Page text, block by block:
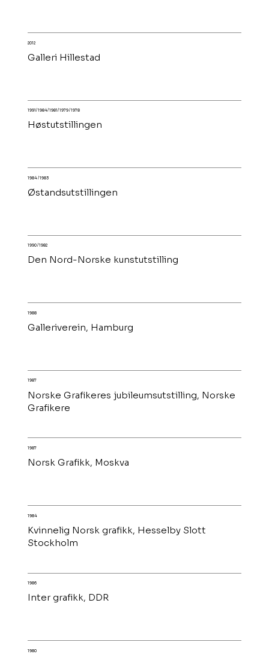
2012
Galleri Hillestad
1991/ 1984/ 1981/ 1979 / 1978
Høstutstillingen
1984 / 1983
Østandsutstillingen
1990 / 1982
Den Nord-Norske kunstutstilling
1988
Galleriverein, Hamburg
1987
Norske Grafikeres jubileumsutstilling, Norske
Grafikere
1987
Norsk Grafikk, Moskva
1984
Kvinnelig Norsk grafikk, Hesselby Slott
Stockholm
1986
Inter grafikk, DDR
1980